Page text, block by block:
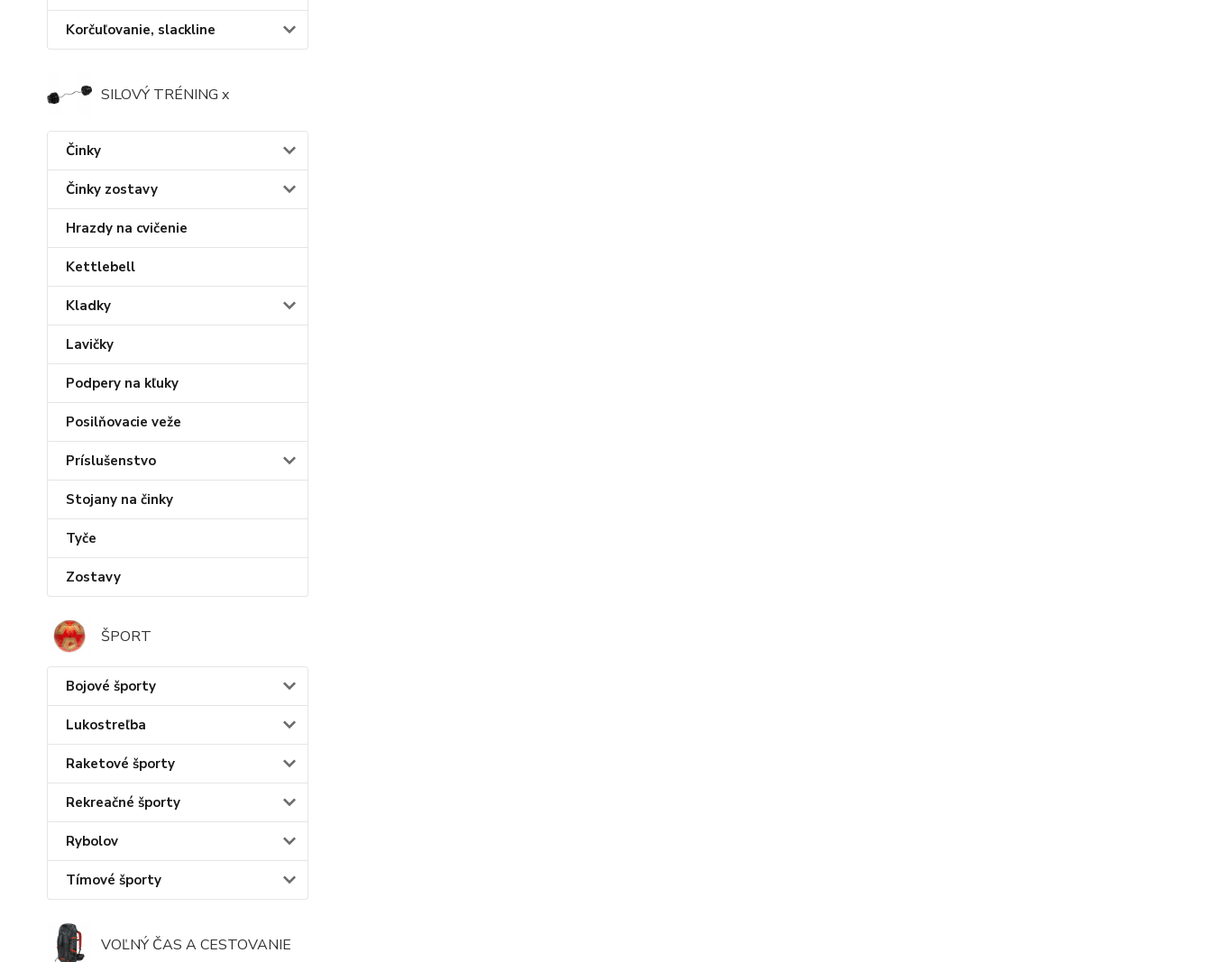
Korčuľovanie, slackline
SILOVÝ TRÉNING x
Činky
Činky zostavy
Hrazdy na cvičenie
Kettlebell
Kladky
Lavičky
Podpery na kľuky
Posilňovacie veže
Príslušenstvo
Stojany na činky
Tyče
Zostavy
ŠPORT
Bojové športy
Lukostreľba
Raketové športy
Rekreačné športy
Rybolov
Tímové športy
VOĽNÝ ČAS A CESTOVANIE